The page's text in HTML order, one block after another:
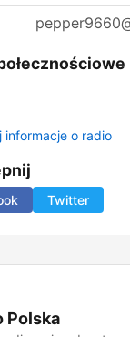
informacje o radio
Twitter
Polska